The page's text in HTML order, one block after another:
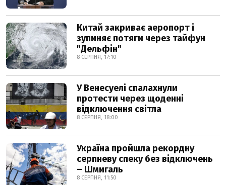
Китай закриває аеропорт і
зупиняє потяги через тайфун
"Дельфін"
8 СЕРПНЯ, 17:10
У Венесуелі спалахнули
протести через щоденні
відключення світла
8 СЕРПНЯ, 18:00
Україна пройшла рекордну
серпневу спеку без відключень
– Шмигаль
8 СЕРПНЯ, 11:50